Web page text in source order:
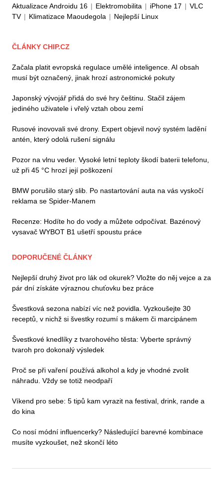
Aktualizace Androidu 16 | Elektromobilita | iPhone 17 | VLC
TV | Klimatizace Maoudegola | Nejlepší Linux
ČLÁNKY CHIP.CZ
Začala platit evropská regulace umělé inteligence. AI obsah
musí být označený, jinak hrozí astronomické pokuty
Japonský vývojář přidá do své hry češtinu. Stačil zájem
jediného uživatele i vřelý vztah obou zemí
Rusové inovovali své drony. Expert objevil nový systém ladění
antén, který odolá rušení signálu
Pozor na vlnu veder. Vysoké letní teploty škodí baterii telefonu,
už při 45 °C hrozí její poškození
BMW porušilo starý slib. Po nastartování auta na vás vyskočí
reklama se Spider-Manem
Recenze: Hodíte ho do vody a můžete odpočívat. Bazénový
vysavač WYBOT B1 ušetří spoustu práce
DOPORUČENÉ ČLÁNKY
Nejlepší druhý život pro lák od okurek? Vložte do něj vejce a za
pár dní získáte výraznou chuťovku bez práce
Švestková sezona nabízí víc než povidla. Vyzkoušejte 30
receptů, v nichž si švestky rozumí s mákem či marcipánem
Švestkové knedlíky z tvarohového těsta: Vyberte správný
tvaroh pro dokonalý výsledek
Proč se při vaření používá alkohol a kdy je vhodné zvolit
náhradu. Vždy se totiž neodpaří
Víkend pro sebe: 5 tipů kam vyrazit na festival, drink, rande a
do kina
Co nosí módní influencerky? Následující barevné kombinace
musíte vyzkoušet, než skončí léto